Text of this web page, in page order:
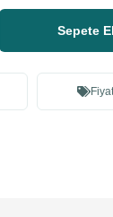
Sepete